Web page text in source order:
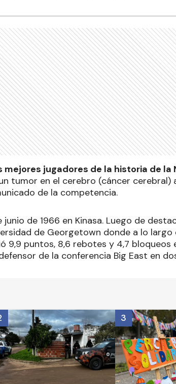
jugadores de la historia de la
tumor en el cerebro (cáncer cerebral)
de la competencia.
de 1966 en Kinasa. Luego de
de Georgetown donde a lo largo
9,9 puntos, 8,6 rebotes y 4,7 bloqueos
de la conferencia Big East en
3